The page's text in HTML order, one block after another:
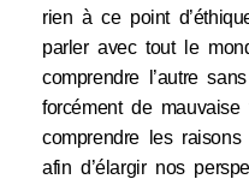
rien à ce point
parler avec tout le
comprendre l’autre
forcément de mauvaise
comprendre les
afin d’élargir nos